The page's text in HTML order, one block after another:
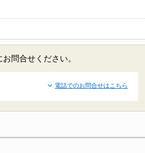
問合せください。
電話でのお問合せはこちら